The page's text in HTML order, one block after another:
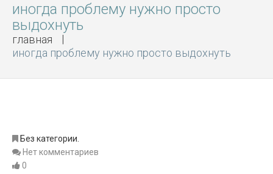
иногда проблему нужно просто
выдохнуть
главная
иногда проблему нужно просто выдохнуть
Без категории.
Нет комментариев
0